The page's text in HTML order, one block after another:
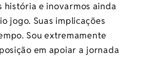
história e inovarmos ainda
jogo. Suas implicações
Sou extremamente
em apoiar a jornada